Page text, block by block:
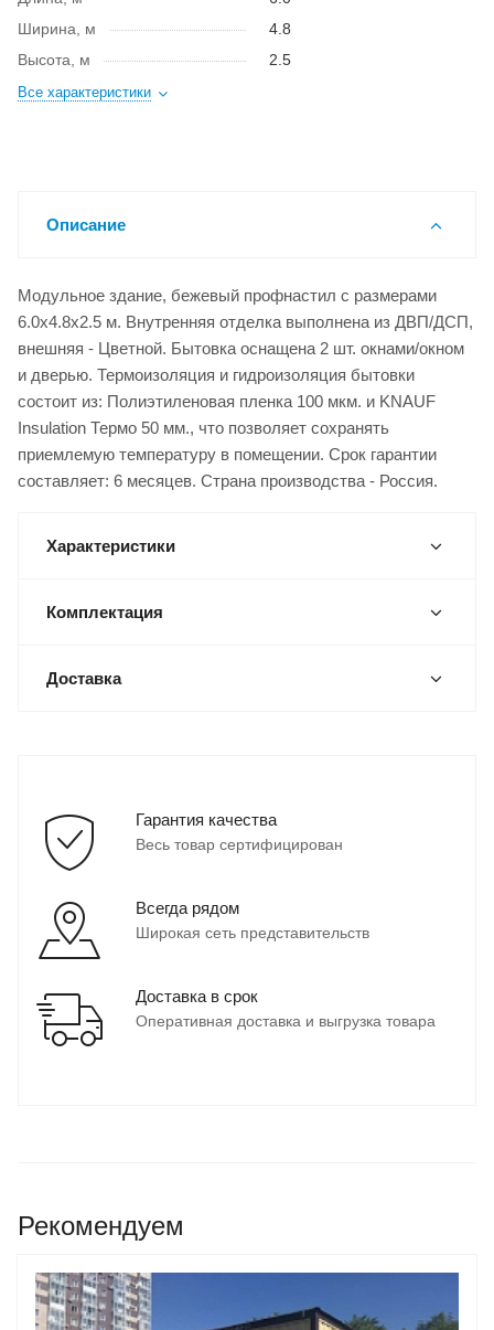
Ширина, м
4.8
Высота, м
2.5
Все характеристики
Описание
Модульное здание, бежевый профнастил с размерами
6.0x4.8x2.5 м. Внутренняя отделка выполнена из ДВП/ДСП,
внешняя - Цветной. Бытовка оснащена 2 шт. окнами/окном
и дверью. Термоизоляция и гидроизоляция бытовки
состоит из: Полиэтиленовая пленка 100 мкм. и KNAUF
Insulation Термо 50 мм., что позволяет сохранять
приемлемую температуру в помещении. Срок гарантии
составляет: 6 месяцев. Страна производства - Россия.
Характеристики
Комплектация
Доставка
Гарантия качества
Весь товар сертифицирован
Всегда рядом
Широкая сеть представительств
Доставка в срок
Оперативная доставка и выгрузка товара
Рекомендуем